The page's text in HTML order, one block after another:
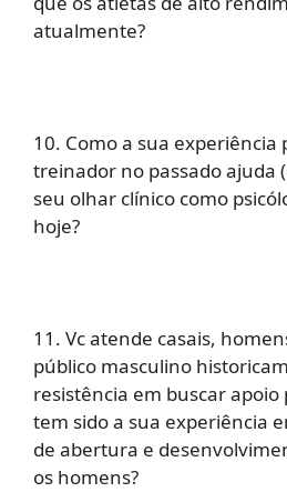
atualmente?
10. Como a sua experiência
treinador no passado ajuda
seu olhar clínico como
hoje?
11. Vc atende casais,
público masculino
resistência em buscar apoio
tem sido a sua experiência
de abertura e
os homens?